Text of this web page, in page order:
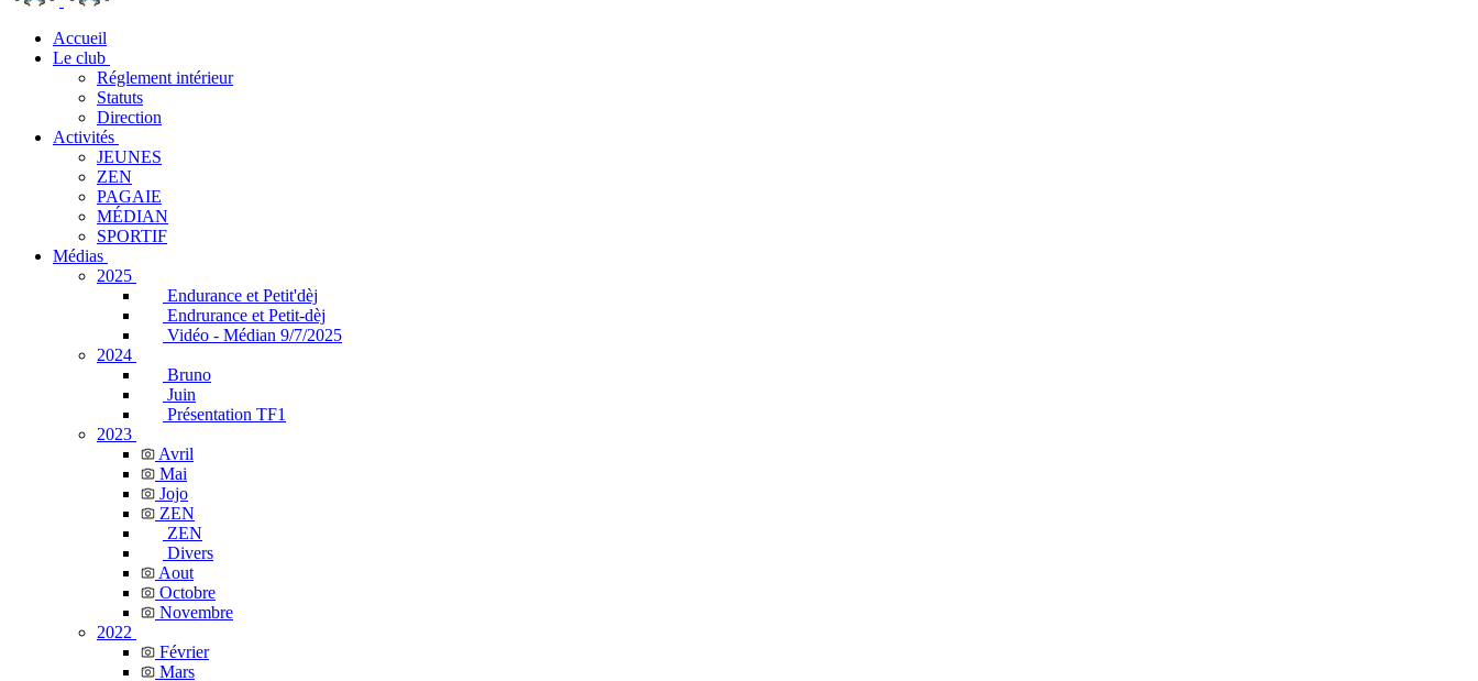
Accueil
Le club
Réglement intérieur
Statuts
Direction
Activités
JEUNES
ZEN
PAGAIE
MÉDIAN
SPORTIF
Médias
2025
Endurance et Petit'dèj
Endrurance et Petit-dèj
Vidéo - Médian 9/7/2025
2024
Bruno
Juin
Présentation TF1
2023
Avril
Mai
Jojo
ZEN
ZEN
Divers
Aout
Octobre
Novembre
2022
Février
Mars